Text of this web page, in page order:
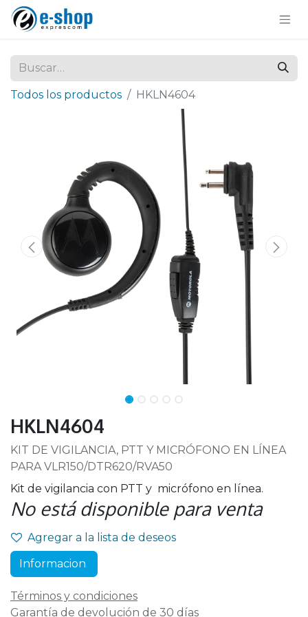
Todos los productos HKLN4604
HKLN4604
KIT DE VIGILANCIA, PTT Y MICRÓFONO EN LÍNEA
PARA VLR150/DTR620/RVA50
Kit de vigilancia con PTT y micrófono en línea.
No está disponible para venta
Agregar a la lista de deseos
Informacion
Términos y condiciones
Garantía de devolución de 30 días